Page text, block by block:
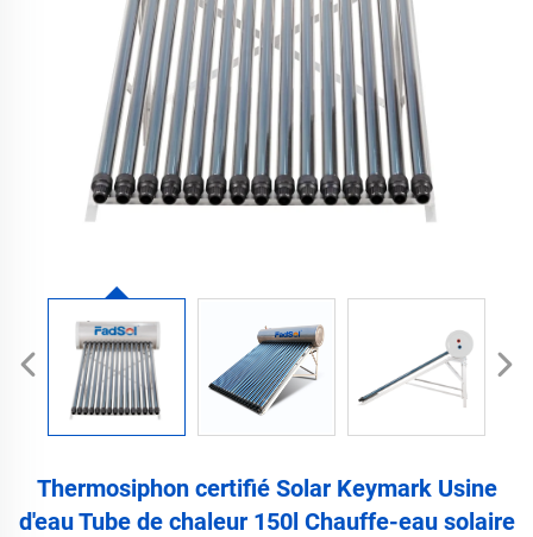
Thermosiphon certifié Solar Keymark Usine
d'eau Tube de chaleur 150l Chauffe-eau solaire